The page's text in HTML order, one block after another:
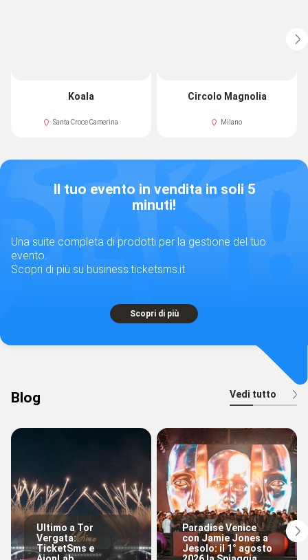
Koala
Santa Croce Camerina
Circolo Magnolia
Milano
Il tuo evento in vendita in soli 5
minuti!
Una suite completa di prodotti per la gestione del tuo
evento.
Scopri di più su business.ticketsms.it
Scopri di più
Blog Vedi tutto
Ultimo a Tor
Vergata:
TicketSms e
Paradise Venice
con Jamie Jones a
Jesolo: il 1° agosto